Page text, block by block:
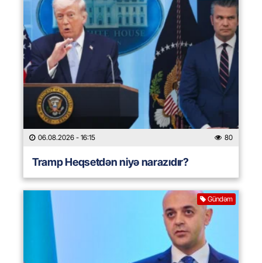
06.08.2026 - 16:15 80
Tramp Heqsetdən niyə narazıdır?
Gündəm